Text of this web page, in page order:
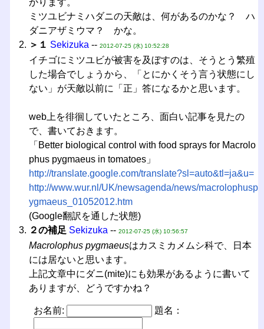
ミツユビナミハダニの天敵は、何があるのかな？ ハ
ダニアザミウマ？ かな。
＞１ Sekizuka -- 2012-07-25 (水) 10:52:28
イチゴにミツユビが被害を及ぼすのは、そうとう繁殖
した場合でしょうから、「とにかくそう言う状態にし
ない」が天敵以前に「正」答になるかと思います。
web上を徘徊していたところ、面白い記事を見たの
で、書いておきます。
「Better biological control with food sprays for Macrolo
phus pygmaeus in tomatoes」
http://translate.google.com/translate?sl=auto&tl=ja&u=
http://www.wur.nl/UK/newsagenda/news/macrolophusp
ygmaeus_01052012.htm
(Google翻訳を通した状態)
２の補足 Sekizuka -- 2012-07-25 (水) 10:56:57
Macrolophus pygmaeusはカスミカメムシ科で、日本
には居ないと思います。
上記文章中にダニ(mite)にも効果があるように書いて
ありますが、どうですかね？
お名前: 題名：